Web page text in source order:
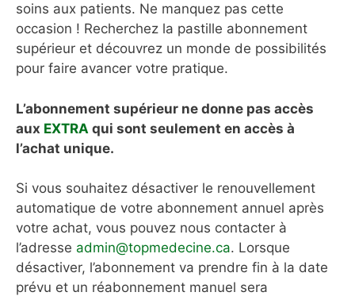
soins aux patients. Ne manquez pas cette
occasion ! Recherchez la pastille abonnement
supérieur et découvrez un monde de possibilités
pour faire avancer votre pratique.
L’abonnement supérieur ne donne pas accès
aux EXTRA qui sont seulement en accès à
l’achat unique.
Si vous souhaitez désactiver le renouvellement
automatique de votre abonnement annuel après
votre achat, vous pouvez nous contacter à
l’adresse admin@topmedecine.ca. Lorsque
désactiver, l’abonnement va prendre fin à la date
prévu et un réabonnement manuel sera